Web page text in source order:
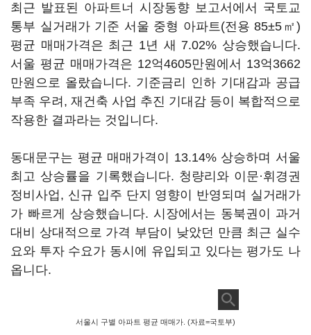
최근 발표된 아파트너 시장동향 보고서에서 국토교
통부 실거래가 기준 서울 중형 아파트(전용 85±5㎡)
평균 매매가격은 최근 1년 새 7.02% 상승했습니다.
서울 평균 매매가격은 12억4605만원에서 13억3662
만원으로 올랐습니다. 기준금리 인하 기대감과 공급
부족 우려, 재건축 사업 추진 기대감 등이 복합적으로
작용한 결과라는 것입니다.
동대문구는 평균 매매가격이 13.14% 상승하며 서울
최고 상승률을 기록했습니다. 청량리와 이문·휘경권
정비사업, 신규 입주 단지 영향이 반영되며 실거래가
가 빠르게 상승했습니다. 시장에서는 동북권이 과거
대비 상대적으로 가격 부담이 낮았던 만큼 최근 실수
요와 투자 수요가 동시에 유입되고 있다는 평가도 나
옵니다.
서울시 구별 아파트 평균 매매가. (자료=국토부)